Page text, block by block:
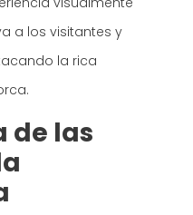
a los visitantes y
la rica
de las